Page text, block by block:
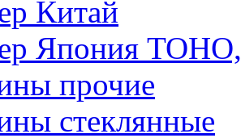
Китай
Япония
прочие
стеклянные